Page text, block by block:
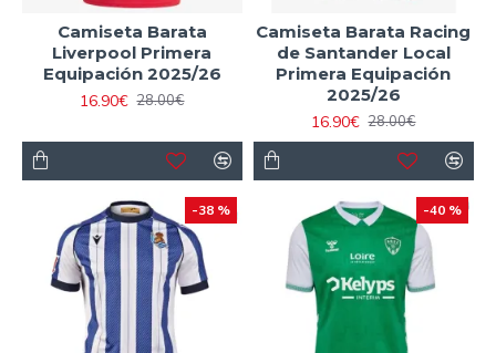
Camiseta Barata
Liverpool Primera
Equipación 2025/26
16.90€ 28.00€
Camiseta Barata Racing
de Santander Local
Primera Equipación
2025/26
16.90€ 28.00€
-38 % -40 %